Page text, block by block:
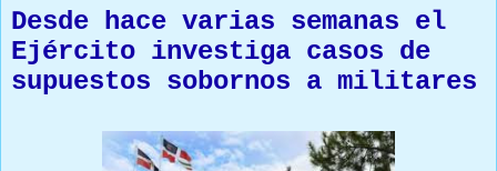
Desde hace varias semanas el
Ejército investiga casos de
supuestos sobornos a militares